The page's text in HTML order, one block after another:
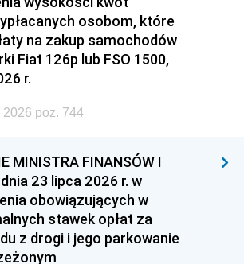
osobom, które
na zakup samochodów
Fiat 126p lub FSO 1500,
r.
poz. 744
MINISTRA FINANSÓW I
dnia 23 lipca 2026 r. w
obowiązujących w
stawek opłat za
z drogi i jego parkowanie